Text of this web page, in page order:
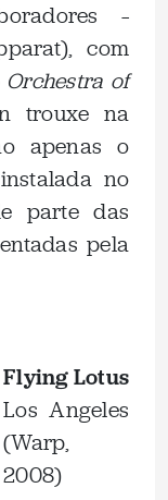
–
com
Orchestra of
trouxe na
apenas o
no
parte das
pela
Flying Lotus
Los Angeles
(Warp,
2008)